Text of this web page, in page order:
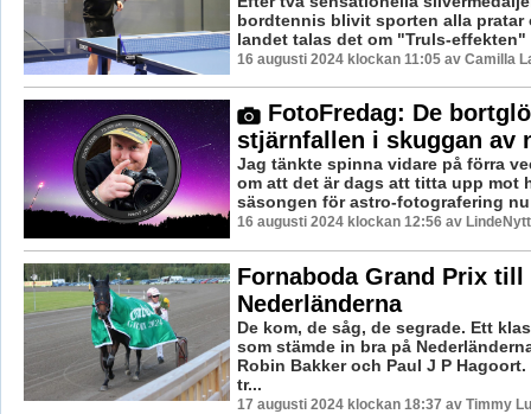
bordtennis blivit sporten alla pratar
landet talas det om "Truls-effekten"
16 augusti 2024 klockan 11:05 av Camilla
FotoFredag: De
stjärnfallen i skuggan av
Jag tänkte spinna vidare på förra
om att det är dags att titta upp mot
säsongen för astro-fotografering
16 augusti 2024 klockan 12:56 av
Fornaboda Grand Prix till
Nederländerna
De kom, de såg, de segrade. Ett
som stämde in bra på
Robin Bakker och Paul J P Hagoort.
tr...
17 augusti 2024 klockan 18:37 av Timmy